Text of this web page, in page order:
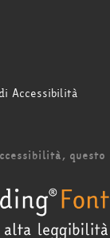
Accessibilità